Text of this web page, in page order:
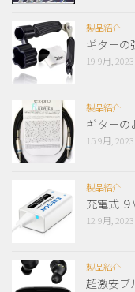
製品紹介
ギターの
19 9月, 2023
製品紹介
ギターの
15 9月, 2023
製品紹介
充電式
12 9月, 2023
製品紹介
超激安ブ